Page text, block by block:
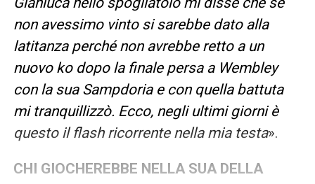
non avessimo vinto si sarebbe dato alla
latitanza perché non avrebbe retto a un
nuovo ko dopo la finale persa a Wembley
con la sua Sampdoria e con quella battuta
mi tranquillizzò. Ecco, negli ultimi giorni è
questo il flash ricorrente nella mia testa».
CHI GIOCHEREBBE NELLA SUA DELLA